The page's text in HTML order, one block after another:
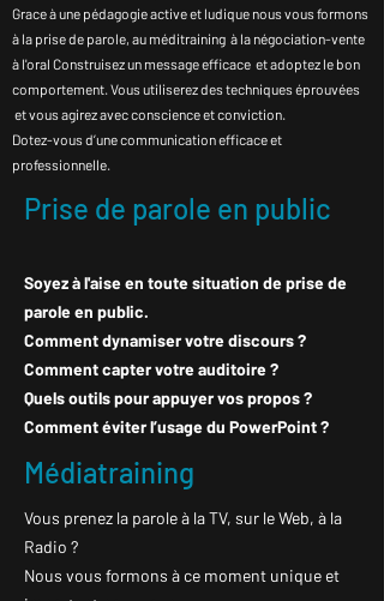
Grace à une pédagogie active et ludique nous vous formons
à la prise de parole, au méditraining à la négociation-vente
à l'oral​​ Construisez un message efficace et adoptez le bon
comportement. Vous utiliserez des techniques éprouvées
et vous agirez avec conscience et conviction.
Dotez-vous d’une communication efficace et
professionnelle.
Prise de parole en public
Soyez à l'aise en toute situation de prise de
parole en public​.
​Comment dynamiser votre discours ?
Comment capter votre auditoire ?
Quels outils pour appuyer vos propos ?
Comment éviter l’usage du PowerPoint ?
Médiatraining
Vous prenez la parole à la TV, sur le Web, à la
Radio ?
Nous vous formons à ce moment unique et